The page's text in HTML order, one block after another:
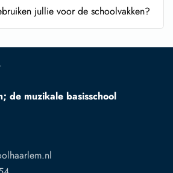
jullie voor de schoolvakken?
de muzikale basisschool